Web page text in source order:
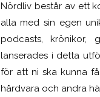
Nördliv består av ett
alla med sin egen
podcasts, krönikor,
lanserades i detta
för att ni ska kunna
hårdvara och andra